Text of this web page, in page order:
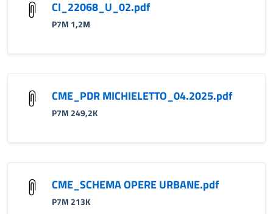
CI_22068_U_02.pdf
P7M 1,2M
CME_PDR MICHIELETTO_04.2025.pdf
P7M 249,2K
CME_SCHEMA OPERE URBANE.pdf
P7M 213K